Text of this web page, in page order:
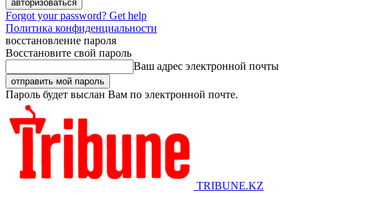
Forgot your password? Get help
Политика конфиденциальности
восстановление пароля
Восстановите свой пароль
Ваш адрес электронной почты
Пароль будет выслан Вам по электронной почте.
TRIBUNE.KZ